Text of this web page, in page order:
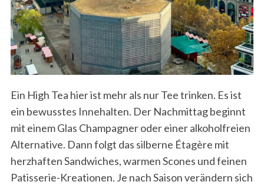
Ein High Tea hier ist mehr als nur Tee trinken. Es ist
ein bewusstes Innehalten. Der Nachmittag beginnt
mit einem Glas Champagner oder einer alkoholfreien
Alternative. Dann folgt das silberne Étagère mit
herzhaften Sandwiches, warmen Scones und feinen
Patisserie-Kreationen. Je nach Saison verändern sich